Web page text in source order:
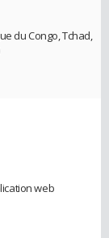
du Congo, Tchad,
web